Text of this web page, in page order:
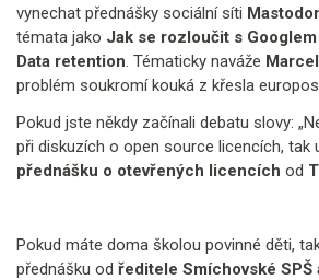
vynechat přednášky sociální síti
témata jako Jak se rozloučit s Googlem
Data retention. Tématicky naváže
problém soukromí kouká z křesla
Pokud jste někdy začínali debatu slovy:
při diskuzích o open source licencích, tak
přednášku o otevřených licencích od
Pokud máte doma školou povinné děti,
přednášku od ředitele Smíchovské SPŠ